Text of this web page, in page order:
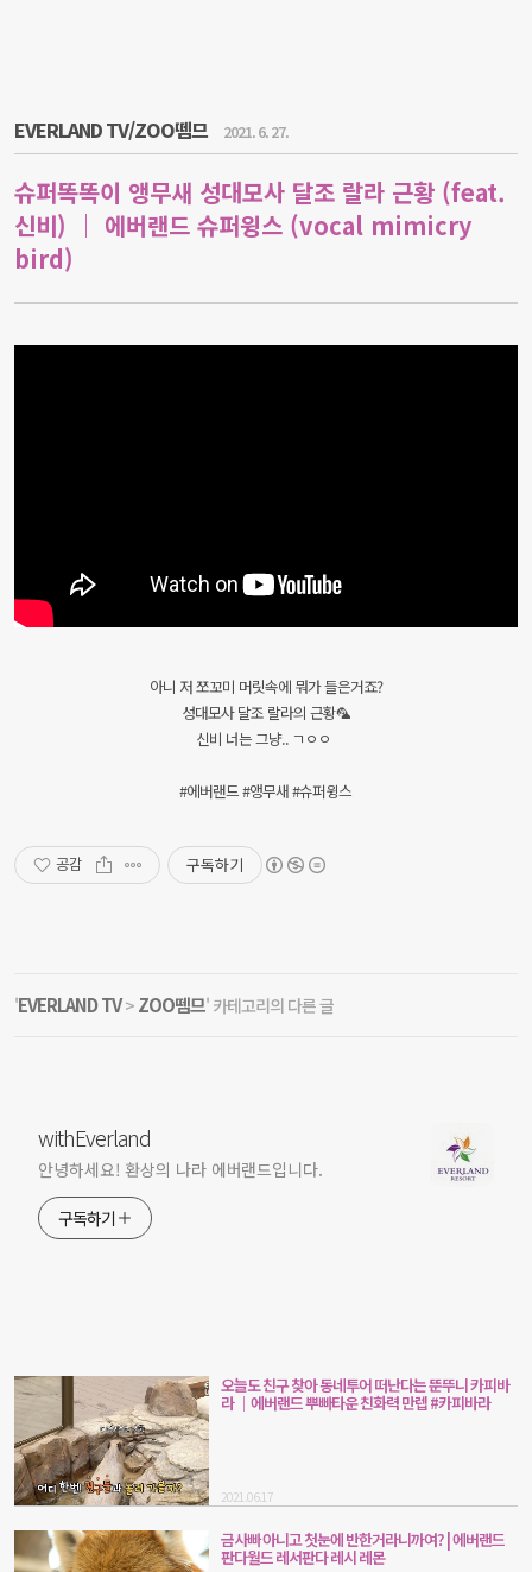
EVERLAND TV/ZOO뗌므 2021. 6. 27.
슈퍼똑똑이 앵무새 성대모사 달조 랄라 근황 (feat.
신비) ｜ 에버랜드 슈퍼윙스 (vocal mimicry
bird)
아니 저 쪼꼬미 머릿속에 뭐가 들은거죠?
성대모사 달조 랄라의 근황🦜
신비 너는 그냥.. ㄱㅇㅇ
#에버랜드 #앵무새 #슈퍼윙스
공감 구독하기
'EVERLAND TV> ZOO뗌므' 카테고리의 다른 글
withEverland
안녕하세요! 환상의 나라 에버랜드입니다.
구독하기
오늘도 친구 찾아 동네투어 떠난다는 뚠뚜니 카피바
라 ｜에버랜드 뿌빠타운 친화력 만렙 #카피바라
2021.06.17
금사빠 아니고 첫눈에 반한거라니까여? | 에버랜드
판다월드 레서판다 레시 레몬